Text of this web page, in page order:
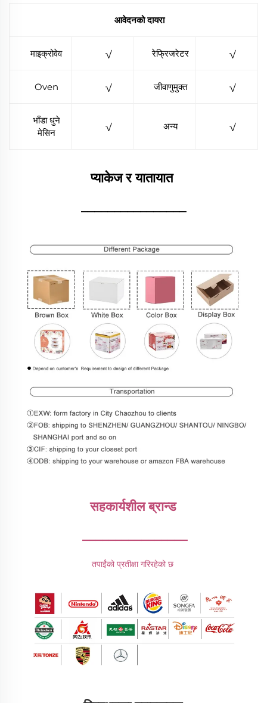
आवेदनको दायरा
माइक्रोवेव √ रेफ्रिजरेटर √
Oven √ जीवाणुमुक्त √
भाँडा धुने
मेसिन
√ अन्य √
प्याकेज र यातायात
________________
सहकार्यशील ब्रान्ड
________________
तपाईंको प्रतीक्षा गरिरहेको छ